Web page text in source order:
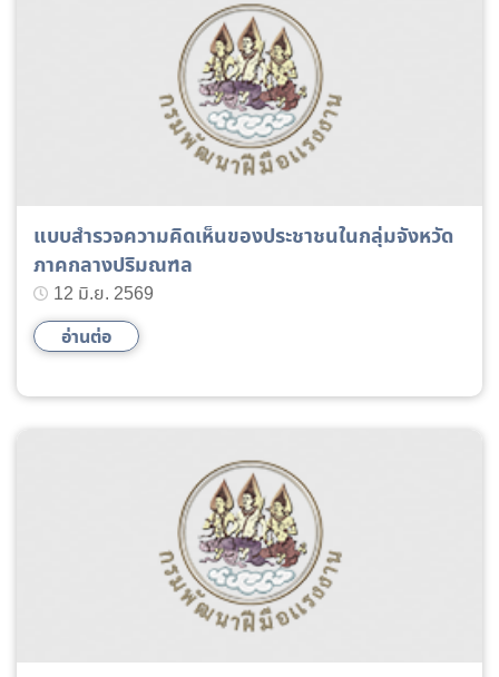
แบบสำรวจความคิดเห็นของประชาชนในกลุ่มจังหวัด
ภาคกลางปริมณฑล
12 มิ.ย. 2569
อ่านต่อ